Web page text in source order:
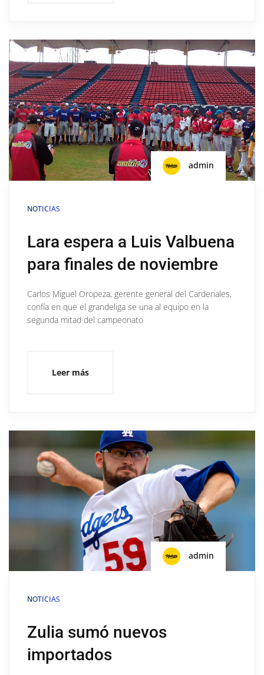
admin
NOTICIAS
Lara espera a Luis Valbuena
para finales de noviembre
Carlos Miguel Oropeza, gerente general del Cardenales,
confía en que el grandeliga se una al equipo en la
segunda mitad del campeonato
Leer más
admin
NOTICIAS
Zulia sumó nuevos
importados